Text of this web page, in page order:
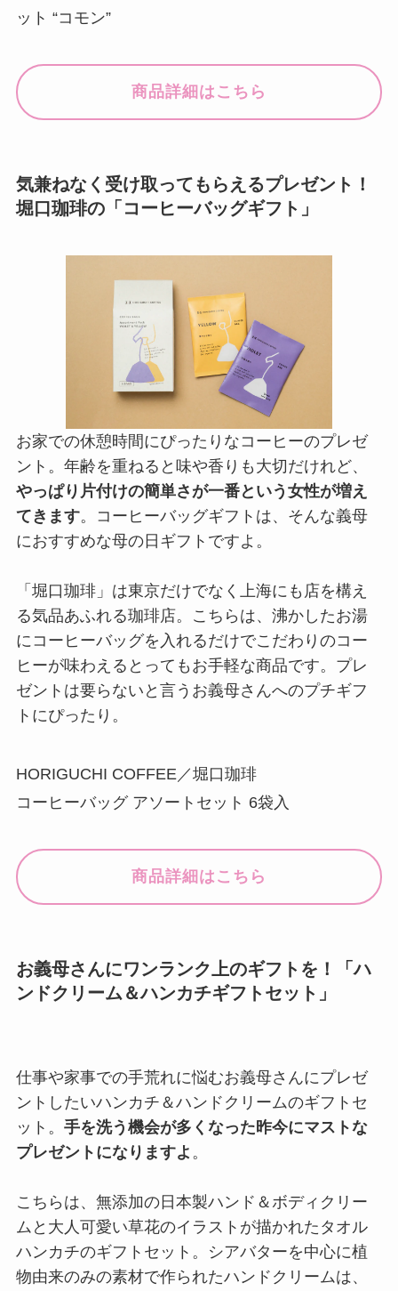
ット “コモン”
商品詳細はこちら
気兼ねなく受け取ってもらえるプレゼント！
堀口珈琲の「コーヒーバッグギフト」
お家での休憩時間にぴったりなコーヒーのプレゼ
ント。年齢を重ねると味や香りも大切だけれど、
やっぱり片付けの簡単さが一番という女性が増え
てきます。コーヒーバッグギフトは、そんな義母
におすすめな母の日ギフトですよ。
「堀口珈琲」は東京だけでなく上海にも店を構え
る気品あふれる珈琲店。こちらは、沸かしたお湯
にコーヒーバッグを入れるだけでこだわりのコー
ヒーが味わえるとってもお手軽な商品です。プレ
ゼントは要らないと言うお義母さんへのプチギフ
トにぴったり。
HORIGUCHI COFFEE／堀口珈琲
コーヒーバッグ アソートセット 6袋入
商品詳細はこちら
お義母さんにワンランク上のギフトを！「ハ
ンドクリーム＆ハンカチギフトセット」
仕事や家事での手荒れに悩むお義母さんにプレゼ
ントしたいハンカチ＆ハンドクリームのギフトセ
ット。 手を洗う機会が多くなった昨今にマストな
プレゼントになりますよ 。
こちらは、無添加の日本製ハンド＆ボディクリー
ムと大人可愛い草花のイラストが描かれたタオル
ハンカチのギフトセット。シアバターを中心に植
物由来のみの素材で作られたハンドクリームは、